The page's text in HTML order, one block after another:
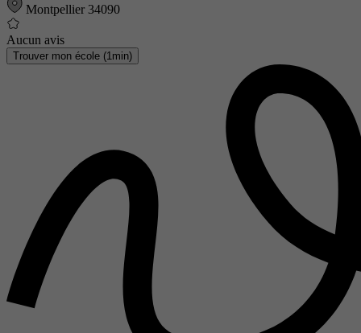
Montpellier 34090
Aucun avis
Trouver mon école (1min)